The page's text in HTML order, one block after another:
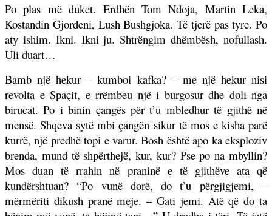
Po plas më duket. Erdhën Tom Ndoja, Martin Leka,
Kostandin Gjordeni, Lush Bushgjoka. Të tjerë pas tyre. Po
aty ishim. Ikni. Ikni ju. Shtrëngim dhëmbësh, nofullash.
Uli duart…
Bamb një hekur – kumboi kafka? – me një hekur nisi
revolta e Spaçit, e rrëmbeu një i burgosur dhe doli nga
birucat. Po i binin çangës për t’u mbledhur të gjithë në
mensë. Shqeva sytë mbi çangën sikur të mos e kisha parë
kurrë, një predhë topi e varur. Bosh është apo ka eksploziv
brenda, mund të shpërthejë, kur, kur? Pse po na mbyllin?
Mos duan të rrahin në praninë e të gjithëve ata që
kundërshtuan? “Po vunë dorë, do t’u përgjigjemi, –
mërmëriti dikush pranë meje. – Gati jemi. Atë që do ta